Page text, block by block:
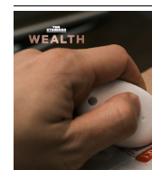
กลุ่ม ตามหลังเคนยาแ